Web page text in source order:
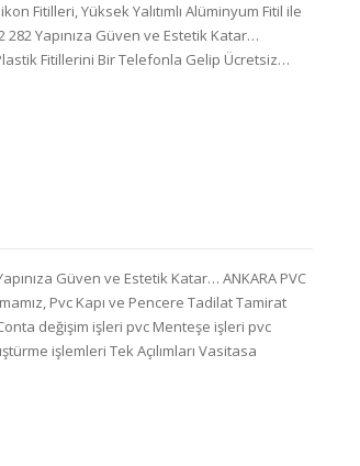
Fitilleri, Yüksek Yalıtımlı Alüminyum Fitil ile
282 Yapınıza Güven ve Estetik Katar…
Fitillerini Bir Telefonla Gelip Ücretsiz…
Güven ve Estetik Katar… ANKARA PVC
Pvc Kapı ve Pencere Tadilat Tamirat
değişim işleri pvc Menteşe işleri pvc
işlemleri Tek Açılımları Vasitasa